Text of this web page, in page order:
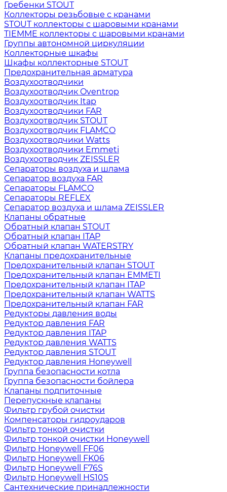
Гребенки STOUT
Коллекторы резьбовые с кранами
STOUT коллекторы с шаровыми кранами
TIEMME коллекторы с шаровыми кранами
Группы автономной циркуляции
Коллекторные шкафы
Шкафы коллекторные STOUT
Предохранительная арматура
Воздухоотводчики
Воздухоотводчик Oventrop
Воздухоотводчик Itap
Воздухоотводчики FAR
Воздухоотводчик STOUT
Воздухоотводчик FLAMCO
Воздухоотводчики Watts
Воздухоотводчики Emmeti
Воздухоотводчик ZEISSLER
Сепараторы воздуха и шлама
Сепаратор воздуха FAR
Сепараторы FLAMCO
Сепараторы REFLEX
Сепаратор воздуха и шлама ZEISSLER
Клапаны обратные
Обратный клапан STOUT
Обратный клапан ITAP
Обратный клапан WATERSTRY
Клапаны предохранительные
Предохранительный клапан STOUT
Предохранительный клапан EMMETI
Предохранительный клапан ITAP
Предохранительный клапан WATTS
Предохранительный клапан FAR
Редукторы давления воды
Редуктор давления FAR
Редуктор давления ITAP
Редуктор давления WATTS
Редуктор давления STOUT
Редуктор давления Honeywell
Группа безопасности котла
Группа безопасности бойлера
Клапаны подпиточные
Перепускные клапаны
Фильтр грубой очистки
Компенсаторы гидроударов
Фильтр тонкой очистки
Фильтр тонкой очистки Honeywell
Фильтр Honeywell FF06
Фильтр Honeywell FK06
Фильтр Honeywell F76S
Фильтр Honeywell HS10S
Сантехнические принадлежности